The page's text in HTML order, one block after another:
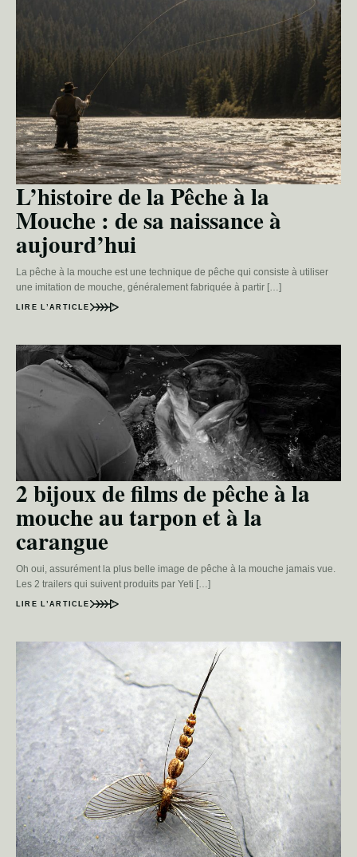
L’histoire de la Pêche à la
Mouche : de sa naissance à
aujourd’hui
La pêche à la mouche est une technique de pêche qui consiste à utiliser
une imitation de mouche, généralement fabriquée à partir […]
LIRE L’ARTICLE
2 bijoux de films de pêche à la
mouche au tarpon et à la
carangue
Oh oui, assurément la plus belle image de pêche à la mouche jamais vue.
Les 2 trailers qui suivent produits par Yeti […]
LIRE L’ARTICLE